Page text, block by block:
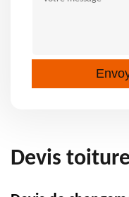
Devis